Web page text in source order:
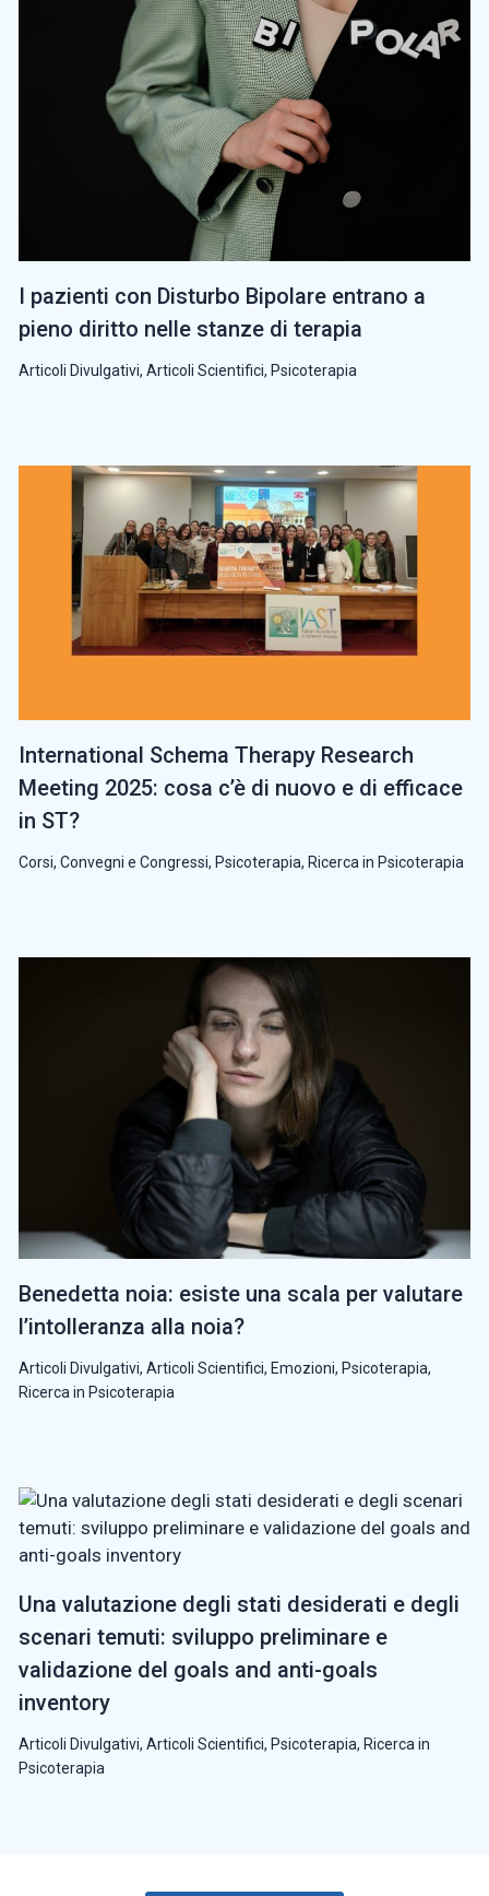
I pazienti con Disturbo Bipolare entrano a
pieno diritto nelle stanze di terapia
Articoli Divulgativi, Articoli Scientifici, Psicoterapia
International Schema Therapy Research
Meeting 2025: cosa c’è di nuovo e di efficace
in ST?
Corsi, Convegni e Congressi, Psicoterapia, Ricerca in Psicoterapia
Benedetta noia: esiste una scala per valutare
l’intolleranza alla noia?
Articoli Divulgativi, Articoli Scientifici, Emozioni, Psicoterapia,
Ricerca in Psicoterapia
Una valutazione degli stati desiderati e degli
scenari temuti: sviluppo preliminare e
validazione del goals and anti-goals
inventory
Articoli Divulgativi, Articoli Scientifici, Psicoterapia, Ricerca in
Psicoterapia